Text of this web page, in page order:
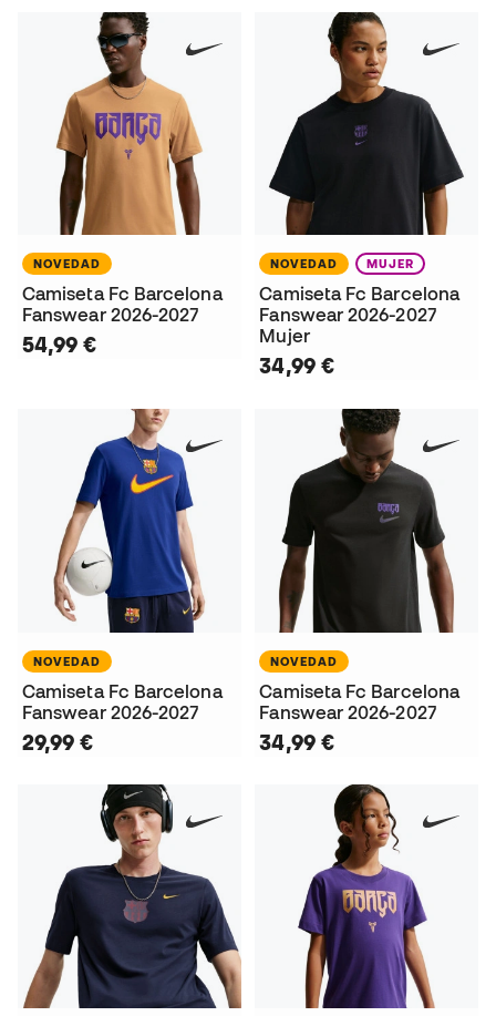
NOVEDAD
Camiseta Fc Barcelona
Fanswear 2026-2027
54,99 €
NOVEDAD MUJER
Camiseta Fc Barcelona
Fanswear 2026-2027
Mujer
34,99 €
NOVEDAD
Camiseta Fc Barcelona
Fanswear 2026-2027
29,99 €
NOVEDAD
Camiseta Fc Barcelona
Fanswear 2026-2027
34,99 €